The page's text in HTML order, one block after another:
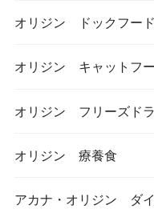
オリジン ドックフード
オリジン キャットフ
オリジン フリーズド
オリジン 療養食
アカナ・オリジン ダ